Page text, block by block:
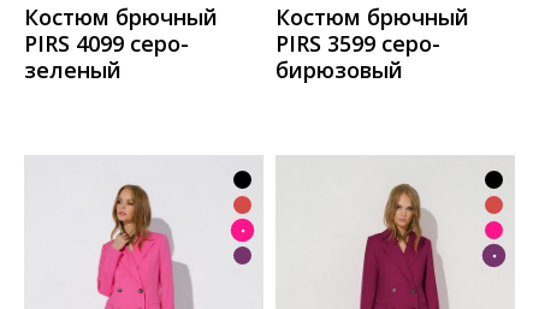
Костюм брючный
PIRS 4099 серо-
зеленый
Костюм брючный
PIRS 3599 серо-
бирюзовый